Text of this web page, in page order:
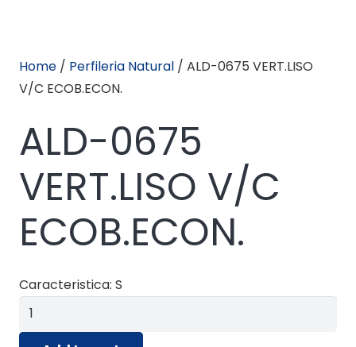
Home / Perfileria Natural / ALD-0675 VERT.LISO
V/C ECOB.ECON.
ALD-0675
VERT.LISO V/C
ECOB.ECON.
Caracteristica: S
ALD-
0675